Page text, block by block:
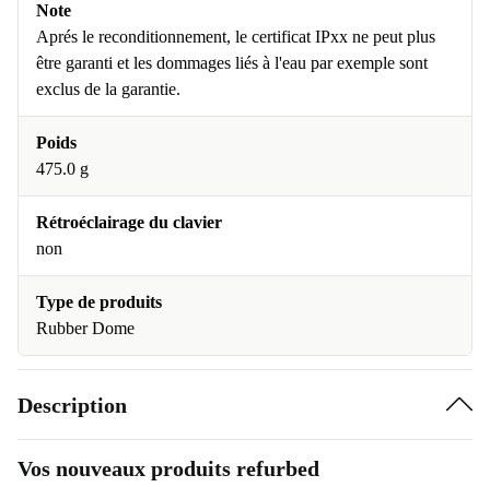
Note
Aprés le reconditionnement, le certificat IPxx ne peut plus
être garanti et les dommages liés à l'eau par exemple sont
exclus de la garantie.
Poids
475.0 g
Rétroéclairage du clavier
non
Type de produits
Rubber Dome
Description
Vos nouveaux produits refurbed